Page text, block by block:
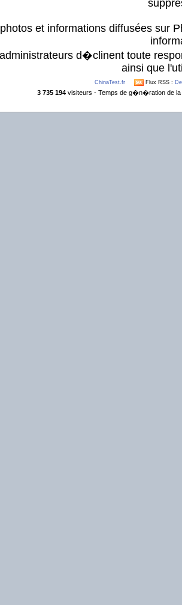
et informations diffusées sur
d�clinent toute
ainsi que
ChinaTest.fr Flux RSS :
3 735 194visiteurs - Temps de g�n�ration de